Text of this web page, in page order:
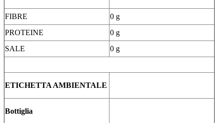
FIBRE
0 g
PROTEINE
0 g
SALE
0 g
ETICHETTA AMBIENTALE
Bottiglia